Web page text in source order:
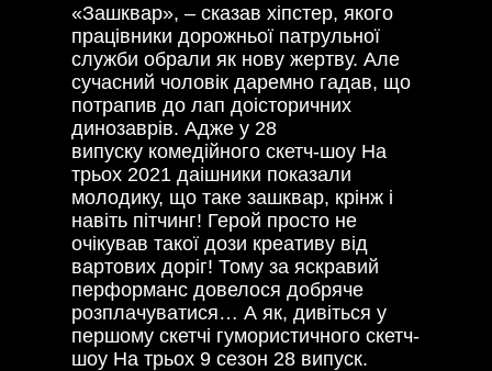
«Зашквар», – сказав хіпстер, якого
працівники дорожньої патрульної
служби обрали як нову жертву. Але
сучасний чоловік даремно гадав, що
потрапив до лап доісторичних
динозаврів. Адже у 28
випуску комедійного скетч-шоу На
трьох 2021 даішники показали
молодику, що таке зашквар, крінж і
навіть пітчинг! Герой просто не
очікував такої дози креативу від
вартових доріг! Тому за яскравий
перформанс довелося добряче
розплачуватися… А як, дивіться у
першому скетчі гумористичного скетч-
шоу На трьох 9 сезон 28 випуск.